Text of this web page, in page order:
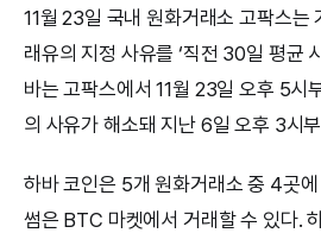
11월 23일 국내 원화거래소 고팍스는
래유의 지정 사유를 ‘직전 30일 평균
바는 고팍스에서 11월 23일 오후 5시
의 사유가 해소돼 지난 6일 오후 3시
하바 코인은 5개 원화거래소 중 4곳에
썸은 BTC 마켓에서 거래할 수 있다.